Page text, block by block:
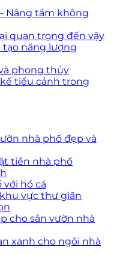
Nâng tầm không
quan trọng đến vậy
tạo năng lượng
phong thủy
tiểu cảnh trong
nhà phố đẹp và
tiền nhà phố
với hồ cá
vực thư giãn
cho sân vườn nhà
xanh cho ngôi nhà